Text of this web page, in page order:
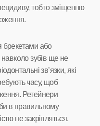
тобто зміщенню
брекетами або
навколо зубів ще не
зв’язки, які
часу, щоб
Ретейнери
в правильному
не закріпляться.